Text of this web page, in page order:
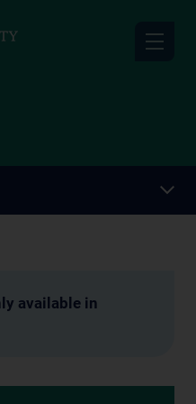
available in